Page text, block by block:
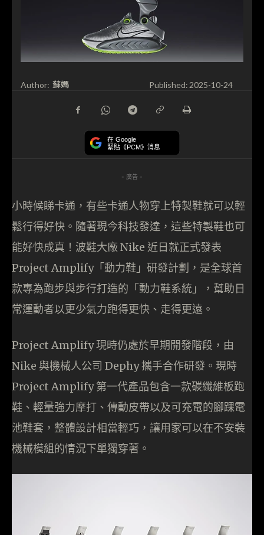
Author: 蘇媽 Published: 2025-10-24
在 Google
緊貼《PCM》消息
- 廣告 -
小時候睇卡通，有些卡通人物穿上特製鞋就可以輕
鬆行得好快。隨著現今科技發達，這些特製鞋也可
能好快成真！波鞋大廠 Nike 近日就正式發表
Project Amplify「動力鞋」研發計劃，是全球首
款專為跑步與步行打造的「動力鞋系統」，幫助日
常運動者以更少氣力跑得更快、走得更遠。
Project Amplify 現時仍處於早期開發階段，由
Nike 與機械人公司 Dephy 攜手合作研發。現時
Project Amplify 第一代產品包含一款碳纖維板跑
鞋、輕量強力摩打、傳動皮帶以及可充電的腳踝電
池鞋套，整體設計相當輕巧，讓用家可以在不安裝
機械模組的情況下單獨穿著。